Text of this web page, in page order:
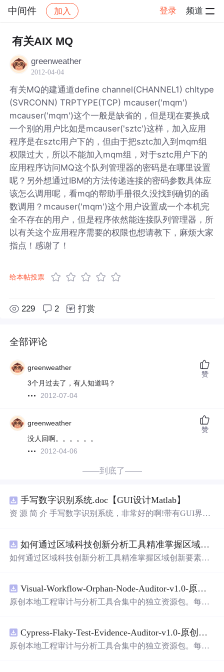
中间件 加入 登录 频道
社区 中间件
有关AIX MQ
greenweather
2012-04-04
有关MQ的建通道define channel(CHANNEL1) chltype
(SVRCONN) TRPTYPE(TCP) mcauser('mqm')
mcauser('mqm')这个一般是缺省的，但是现在要换成
一个别的用户比如是mcauser('sztc')这样，加入应用
程序是在sztc用户下的，但由于把sztc加入到mqm组
权限过大，所以不能加入mqm组，对于sztc用户下的
应用程序访问MQ这个队列管理器的密码是在哪里设置
呢？另外想通过IBM的方法传递连接的密码参数具体应
该怎么调用呢，看mq的帮助手册很久没找到确切的函
数调用？mcauser('mqm')这个用户设置成一个本机完
全不存在的用户，但是程序依然能连接队列管理器，所
以有关这个应用程序需要的权限也想请教下，麻烦大家
指点！感谢了！
给本帖投票
229 2 打赏
全部评论
greenweather
3个月过去了，有人知道吗？
2012-07-04
赞
greenweather
没人回啊。。。。。。
2012-04-06
赞
——到底了——
手写数字识别系统.doc【GUI设计Matlab】
资 源 简 介 手写数字识别系统，非常好的啊!带有GUI界
带有直观的图形用户界面（GUI），非常容易使用。你只
需要将手写数字输入系统，它将立即给出准确的识别结
是一个非常方便和实用的工具，你一定会喜欢它的！
如何通过区域科技创新分析工具精准掌握区域创新要素分布与产业链融合现状？.docx
如何通过区域科技创新分析工具精准掌握区域创新要素分
Visual-Workflow-Orphan-Node-Auditor-v1.0-原创源码与文档.zip
原创本地工程审计与分析工具合集中的独立资源包。每个
README、运行说明、功能清单、MIT License及原创与授
权声明。解压后进入project目录，执行npm test验证算法，
Cypress-Flaky-Test-Evidence-Auditor-v1.0-原创源码与文档.zip
原创本地工程审计与分析工具合集中的独立资源包。每个